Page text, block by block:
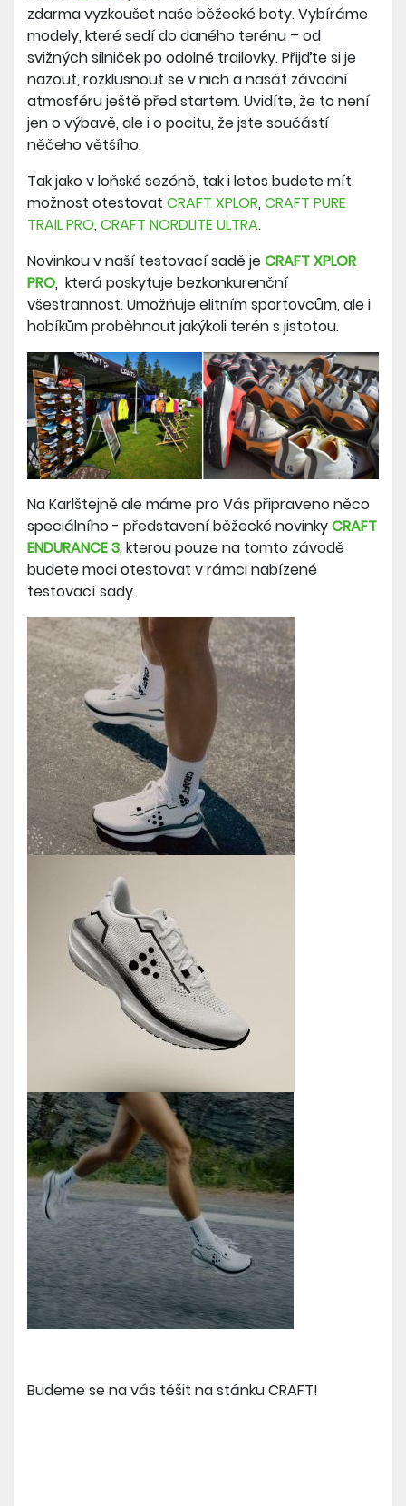
zdarma vyzkoušet naše běžecké boty. Vybíráme
modely, které sedí do daného terénu – od
svižných silniček po odolné trailovky. Přijďte si je
nazout, rozklusnout se v nich a nasát závodní
atmosféru ještě před startem. Uvidíte, že to není
jen o výbavě, ale i o pocitu, že jste součástí
něčeho většího.
Tak jako v loňské sezóně, tak i letos budete mít
možnost otestovat CRAFT XPLOR, CRAFT PURE
TRAIL PRO, CRAFT NORDLITE ULTRA.
Novinkou v naší testovací sadě jeCRAFT XPLOR
PRO, která poskytujebezkonkurenční
všestrannost. Umožňuje elitním sportovcům, ale i
hobíkům proběhnout jakýkoli terén s jistotou.
Na Karlštejně ale máme pro Vás připraveno něco
speciálního - představení běžecké novinkyCRAFT
ENDURANCE 3, kterou pouze na tomto závodě
budete moci otestovat v rámci nabízené
testovací sady.
Budeme se na vás těšit na stánku CRAFT!